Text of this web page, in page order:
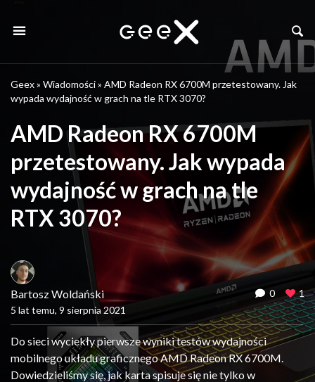
Geex» Wiadomości» AMD Radeon RX 6700M przetestowany. Jak
wypada wydajność w grach na tle RTX 3070?
AMD Radeon RX 6700M
przetestowany. Jak wypada
wydajność w grach na tle
RTX 3070?
Bartosz Woldański
5 lat temu, 9 sierpnia 2021
0 1
Do sieci wyciekły pierwsze wyniki testów wydajności
mobilnego układu graficznego AMD Radeon RX 6700M.
Dowiedzieliśmy się, jak karta spisuje się nie tylko w